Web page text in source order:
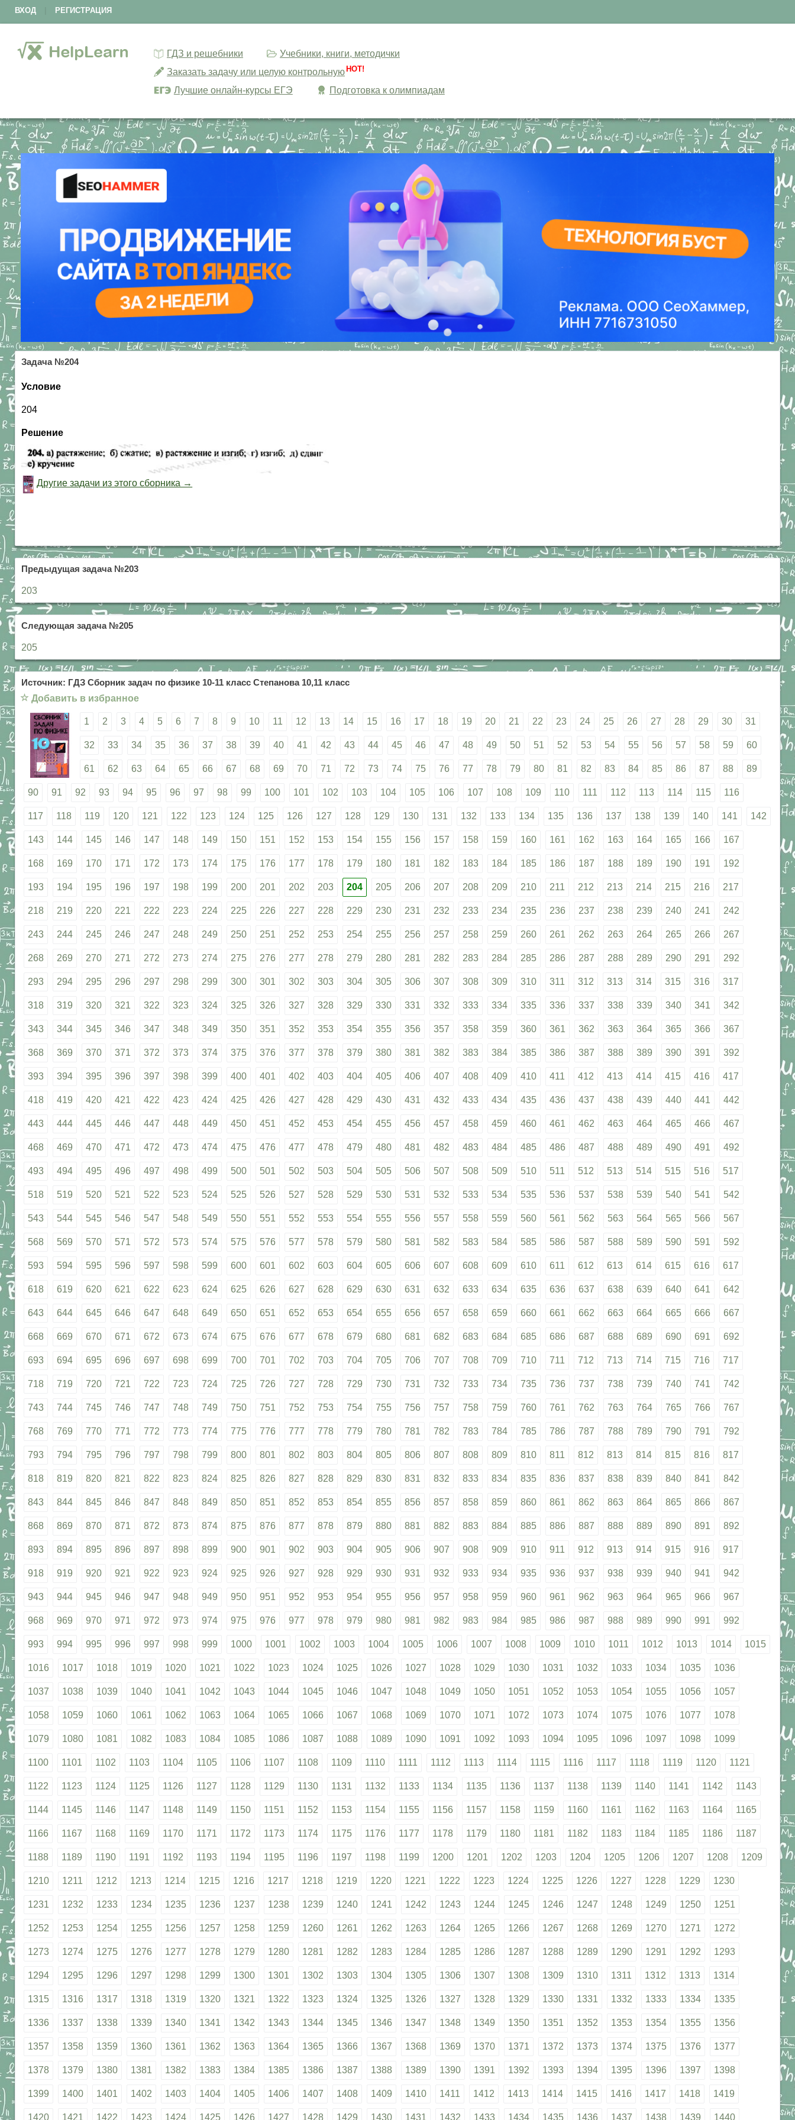
ВХОД РЕГИСТРАЦИЯ
ГДЗ и решебники
Учебники, книги, методички
Заказать задачу или целую контрольную HOT!
Лучшие онлайн-курсы ЕГЭ Подготовка к олимпиадам
Задача №204
Условие
204
Решение
Другие задачи из этого сборника →
Предыдущая задача №203
203
Следующая задача №205
205
Источник: ГДЗ Сборник задач по физике 10-11 класс Степанова 10,11 класс
☆ Добавить в избранное
1 2 3 4 5 6 7 8 9 10 11 12 13 14 15 16 17 18 19 20 21 22 23 24 25 26 27 28 29 30 31
32 33 34 35 36 37 38 39 40 41 42 43 44 45 46 47 48 49 50 51 52 53 54 55 56 57 58 59 60
61 62 63 64 65 66 67 68 69 70 71 72 73 74 75 76 77 78 79 80 81 82 83 84 85 86 87 88 89
90 91 92 93 94 95 96 97 98 99 100 101 102 103 104 105 106 107 108 109 110 111 112 113 114 115 116
117 118 119 120 121 122 123 124 125 126 127 128 129 130 131 132 133 134 135 136 137 138 139 140 141 142
143 144 145 146 147 148 149 150 151 152 153 154 155 156 157 158 159 160 161 162 163 164 165 166 167
168 169 170 171 172 173 174 175 176 177 178 179 180 181 182 183 184 185 186 187 188 189 190 191 192
193 194 195 196 197 198 199 200 201 202 203 204 205 206 207 208 209 210 211 212 213 214 215 216 217
218 219 220 221 222 223 224 225 226 227 228 229 230 231 232 233 234 235 236 237 238 239 240 241 242
243 244 245 246 247 248 249 250 251 252 253 254 255 256 257 258 259 260 261 262 263 264 265 266 267
268 269 270 271 272 273 274 275 276 277 278 279 280 281 282 283 284 285 286 287 288 289 290 291 292
293 294 295 296 297 298 299 300 301 302 303 304 305 306 307 308 309 310 311 312 313 314 315 316 317
318 319 320 321 322 323 324 325 326 327 328 329 330 331 332 333 334 335 336 337 338 339 340 341 342
343 344 345 346 347 348 349 350 351 352 353 354 355 356 357 358 359 360 361 362 363 364 365 366 367
368 369 370 371 372 373 374 375 376 377 378 379 380 381 382 383 384 385 386 387 388 389 390 391 392
393 394 395 396 397 398 399 400 401 402 403 404 405 406 407 408 409 410 411 412 413 414 415 416 417
418 419 420 421 422 423 424 425 426 427 428 429 430 431 432 433 434 435 436 437 438 439 440 441 442
443 444 445 446 447 448 449 450 451 452 453 454 455 456 457 458 459 460 461 462 463 464 465 466 467
468 469 470 471 472 473 474 475 476 477 478 479 480 481 482 483 484 485 486 487 488 489 490 491 492
493 494 495 496 497 498 499 500 501 502 503 504 505 506 507 508 509 510 511 512 513 514 515 516 517
518 519 520 521 522 523 524 525 526 527 528 529 530 531 532 533 534 535 536 537 538 539 540 541 542
543 544 545 546 547 548 549 550 551 552 553 554 555 556 557 558 559 560 561 562 563 564 565 566 567
568 569 570 571 572 573 574 575 576 577 578 579 580 581 582 583 584 585 586 587 588 589 590 591 592
593 594 595 596 597 598 599 600 601 602 603 604 605 606 607 608 609 610 611 612 613 614 615 616 617
618 619 620 621 622 623 624 625 626 627 628 629 630 631 632 633 634 635 636 637 638 639 640 641 642
643 644 645 646 647 648 649 650 651 652 653 654 655 656 657 658 659 660 661 662 663 664 665 666 667
668 669 670 671 672 673 674 675 676 677 678 679 680 681 682 683 684 685 686 687 688 689 690 691 692
693 694 695 696 697 698 699 700 701 702 703 704 705 706 707 708 709 710 711 712 713 714 715 716 717
718 719 720 721 722 723 724 725 726 727 728 729 730 731 732 733 734 735 736 737 738 739 740 741 742
743 744 745 746 747 748 749 750 751 752 753 754 755 756 757 758 759 760 761 762 763 764 765 766 767
768 769 770 771 772 773 774 775 776 777 778 779 780 781 782 783 784 785 786 787 788 789 790 791 792
793 794 795 796 797 798 799 800 801 802 803 804 805 806 807 808 809 810 811 812 813 814 815 816 817
818 819 820 821 822 823 824 825 826 827 828 829 830 831 832 833 834 835 836 837 838 839 840 841 842
843 844 845 846 847 848 849 850 851 852 853 854 855 856 857 858 859 860 861 862 863 864 865 866 867
868 869 870 871 872 873 874 875 876 877 878 879 880 881 882 883 884 885 886 887 888 889 890 891 892
893 894 895 896 897 898 899 900 901 902 903 904 905 906 907 908 909 910 911 912 913 914 915 916 917
918 919 920 921 922 923 924 925 926 927 928 929 930 931 932 933 934 935 936 937 938 939 940 941 942
943 944 945 946 947 948 949 950 951 952 953 954 955 956 957 958 959 960 961 962 963 964 965 966 967
968 969 970 971 972 973 974 975 976 977 978 979 980 981 982 983 984 985 986 987 988 989 990 991 992
993 994 995 996 997 998 999 1000 1001 1002 1003 1004 1005 1006 1007 1008 1009 1010 1011 1012 1013 1014 1015
1016 1017 1018 1019 1020 1021 1022 1023 1024 1025 1026 1027 1028 1029 1030 1031 1032 1033 1034 1035 1036
1037 1038 1039 1040 1041 1042 1043 1044 1045 1046 1047 1048 1049 1050 1051 1052 1053 1054 1055 1056 1057
1058 1059 1060 1061 1062 1063 1064 1065 1066 1067 1068 1069 1070 1071 1072 1073 1074 1075 1076 1077 1078
1079 1080 1081 1082 1083 1084 1085 1086 1087 1088 1089 1090 1091 1092 1093 1094 1095 1096 1097 1098 1099
1100 1101 1102 1103 1104 1105 1106 1107 1108 1109 1110 1111 1112 1113 1114 1115 1116 1117 1118 1119 1120 1121
1122 1123 1124 1125 1126 1127 1128 1129 1130 1131 1132 1133 1134 1135 1136 1137 1138 1139 1140 1141 1142 1143
1144 1145 1146 1147 1148 1149 1150 1151 1152 1153 1154 1155 1156 1157 1158 1159 1160 1161 1162 1163 1164 1165
1166 1167 1168 1169 1170 1171 1172 1173 1174 1175 1176 1177 1178 1179 1180 1181 1182 1183 1184 1185 1186 1187
1188 1189 1190 1191 1192 1193 1194 1195 1196 1197 1198 1199 1200 1201 1202 1203 1204 1205 1206 1207 1208 1209
1210 1211 1212 1213 1214 1215 1216 1217 1218 1219 1220 1221 1222 1223 1224 1225 1226 1227 1228 1229 1230
1231 1232 1233 1234 1235 1236 1237 1238 1239 1240 1241 1242 1243 1244 1245 1246 1247 1248 1249 1250 1251
1252 1253 1254 1255 1256 1257 1258 1259 1260 1261 1262 1263 1264 1265 1266 1267 1268 1269 1270 1271 1272
1273 1274 1275 1276 1277 1278 1279 1280 1281 1282 1283 1284 1285 1286 1287 1288 1289 1290 1291 1292 1293
1294 1295 1296 1297 1298 1299 1300 1301 1302 1303 1304 1305 1306 1307 1308 1309 1310 1311 1312 1313 1314
1315 1316 1317 1318 1319 1320 1321 1322 1323 1324 1325 1326 1327 1328 1329 1330 1331 1332 1333 1334 1335
1336 1337 1338 1339 1340 1341 1342 1343 1344 1345 1346 1347 1348 1349 1350 1351 1352 1353 1354 1355 1356
1357 1358 1359 1360 1361 1362 1363 1364 1365 1366 1367 1368 1369 1370 1371 1372 1373 1374 1375 1376 1377
1378 1379 1380 1381 1382 1383 1384 1385 1386 1387 1388 1389 1390 1391 1392 1393 1394 1395 1396 1397 1398
1399 1400 1401 1402 1403 1404 1405 1406 1407 1408 1409 1410 1411 1412 1413 1414 1415 1416 1417 1418 1419
1420 1421 1422 1423 1424 1425 1426 1427 1428 1429 1430 1431 1432 1433 1434 1435 1436 1437 1438 1439 1440